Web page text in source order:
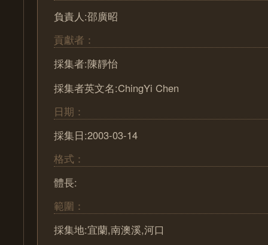
負責人:邵廣昭
貢獻者：
採集者:陳靜怡
採集者英文名:ChingYi Chen
日期：
採集日:2003-03-14
格式：
體長:
範圍：
採集地:宜蘭,南澳溪,河口